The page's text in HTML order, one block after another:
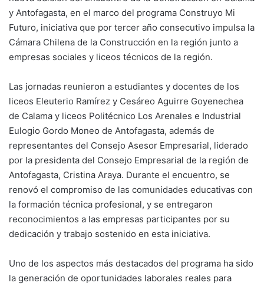
y Antofagasta, en el marco del programa Construyo Mi
Futuro, iniciativa que por tercer año consecutivo impulsa la
Cámara Chilena de la Construcción en la región junto a
empresas sociales y liceos técnicos de la región.
Las jornadas reunieron a estudiantes y docentes de los
liceos Eleuterio Ramírez y Cesáreo Aguirre Goyenechea
de Calama y liceos Politécnico Los Arenales e Industrial
Eulogio Gordo Moneo de Antofagasta, además de
representantes del Consejo Asesor Empresarial, liderado
por la presidenta del Consejo Empresarial de la región de
Antofagasta, Cristina Araya. Durante el encuentro, se
renovó el compromiso de las comunidades educativas con
la formación técnica profesional, y se entregaron
reconocimientos a las empresas participantes por su
dedicación y trabajo sostenido en esta iniciativa.
Uno de los aspectos más destacados del programa ha sido
la generación de oportunidades laborales reales para